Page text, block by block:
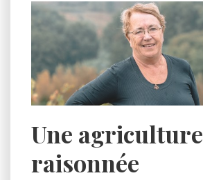
Une agriculture
raisonnée